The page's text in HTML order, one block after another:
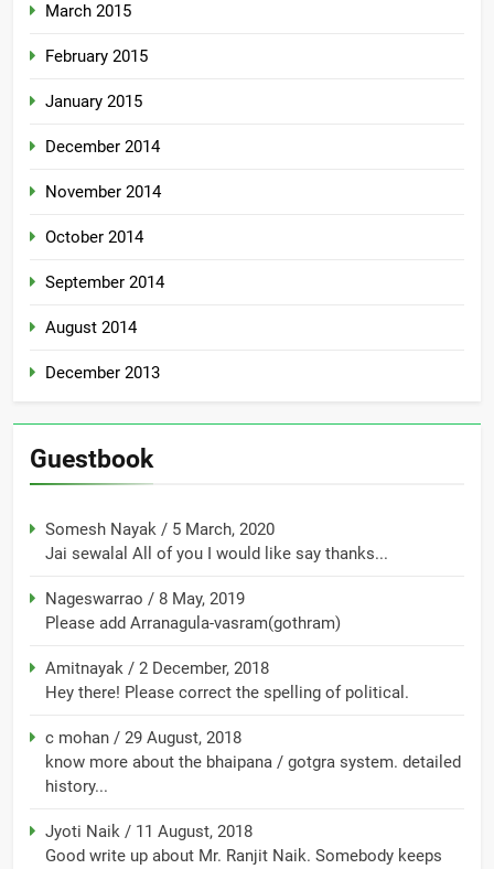
March 2015
February 2015
January 2015
December 2014
November 2014
October 2014
September 2014
August 2014
December 2013
Guestbook
Somesh Nayak / 5 March, 2020
Jai sewalal All of you I would like say thanks...
Nageswarrao / 8 May, 2019
Please add Arranagula-vasram(gothram)
Amitnayak / 2 December, 2018
Hey there! Please correct the spelling of political.
c mohan / 29 August, 2018
know more about the bhaipana / gotgra system. detailed
history...
Jyoti Naik / 11 August, 2018
Good write up about Mr. Ranjit Naik. Somebody keeps